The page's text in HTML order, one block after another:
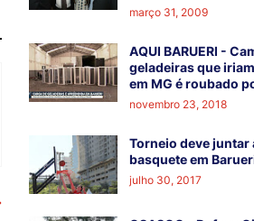
março 31, 2009
AQUI BARUERI -
geladeiras que
em MG é roubado
novembro 23, 2018
Torneio deve
basquete em
julho 30, 2017